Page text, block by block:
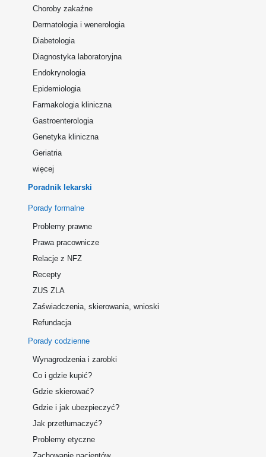
Choroby zakaźne
Dermatologia i wenerologia
Diabetologia
Diagnostyka laboratoryjna
Endokrynologia
Epidemiologia
Farmakologia kliniczna
Gastroenterologia
Genetyka kliniczna
Geriatria
więcej
Poradnik lekarski
Porady formalne
Problemy prawne
Prawa pracownicze
Relacje z NFZ
Recepty
ZUS ZLA
Zaświadczenia, skierowania, wnioski
Refundacja
Porady codzienne
Wynagrodzenia i zarobki
Co i gdzie kupić?
Gdzie skierować?
Gdzie i jak ubezpieczyć?
Jak przetłumaczyć?
Problemy etyczne